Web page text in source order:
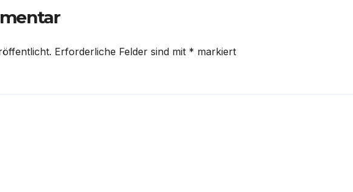
Erforderliche Felder sind mit * markiert